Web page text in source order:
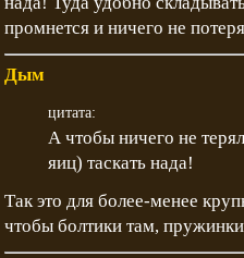
промнется и ничего не
Дым
цитата:
А чтобы ничего не
яиц) таскать нада!
Так это для более-менее
чтобы болтики там,